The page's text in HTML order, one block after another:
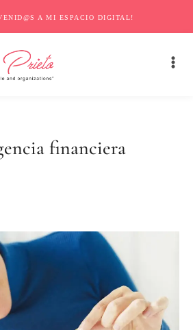
A MI ESPACIO DIGITAL!
financiera